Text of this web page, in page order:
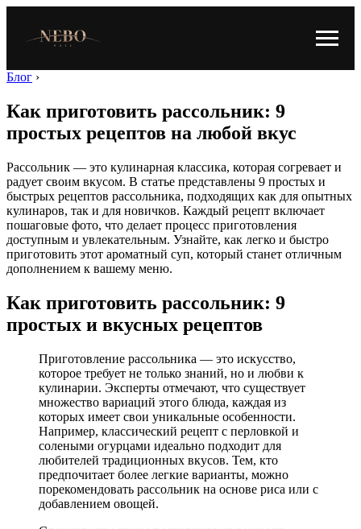
Блог ›
Как приготовить рассольник: 9
простых рецептов на любой вкус
Рассольник — это кулинарная классика, которая согревает и
радует своим вкусом. В статье представлены 9 простых и
быстрых рецептов рассольника, подходящих как для опытных
кулинаров, так и для новичков. Каждый рецепт включает
пошаговые фото, что делает процесс приготовления
доступным и увлекательным. Узнайте, как легко и быстро
приготовить этот ароматный суп, который станет отличным
дополнением к вашему меню.
Как приготовить рассольник: 9
простых и вкусных рецептов
Приготовление рассольника — это искусство,
которое требует не только знаний, но и любви к
кулинарии. Эксперты отмечают, что существует
множество вариаций этого блюда, каждая из
которых имеет свои уникальные особенности.
Например, классический рецепт с перловкой и
солеными огурцами идеально подходит для
любителей традиционных вкусов. Тем, кто
предпочитает более легкие варианты, можно
порекомендовать рассольник на основе риса или с
добавлением овощей.